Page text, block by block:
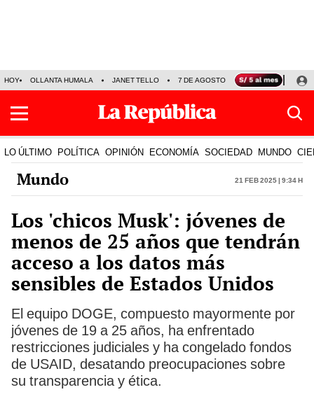
HOY OLLANTA HUMALA JANET TELLO 7 DE AGOSTO TINKA RESULTADOS
LO ÚLTIMO POLÍTICA OPINIÓN ECONOMÍA SOCIEDAD MUNDO
Mundo 21 Feb 2025 | 9:34 h
Los 'chicos Musk': jóvenes de
menos de 25 años que tendrán
acceso a los datos más
sensibles de Estados Unidos
El equipo DOGE, compuesto mayormente por
jóvenes de 19 a 25 años, ha enfrentado
restricciones judiciales y ha congelado fondos
de USAID, desatando preocupaciones sobre
su transparencia y ética.